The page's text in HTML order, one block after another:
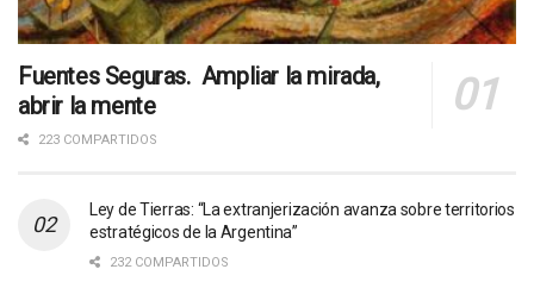
Fuentes Seguras. Ampliar la mirada,
abrir la mente
223 COMPARTIDOS
Ley de Tierras: “La extranjerización avanza sobre territorios
estratégicos de la Argentina”
232 COMPARTIDOS